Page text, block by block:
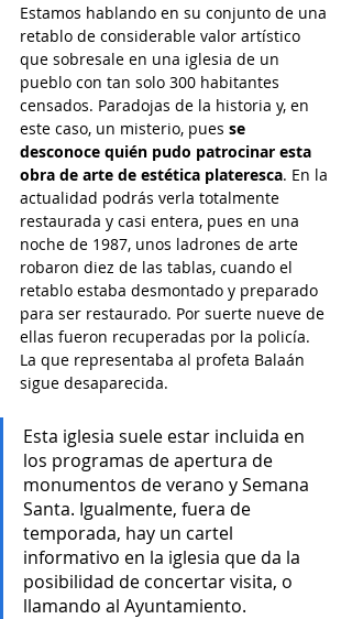
Estamos hablando en su conjunto de una
retablo de considerable valor artístico
que sobresale en una iglesia de un
pueblo con tan solo 300 habitantes
censados. Paradojas de la historia y, en
este caso, un misterio, pues se
desconoce quién pudo patrocinar esta
obra de arte de estética plateresca. En la
actualidad podrás verla totalmente
restaurada y casi entera, pues en una
noche de 1987, unos ladrones de arte
robaron diez de las tablas, cuando el
retablo estaba desmontado y preparado
para ser restaurado. Por suerte nueve de
ellas fueron recuperadas por la policía.
La que representaba al profeta Balaán
sigue desaparecida.
Esta iglesia suele estar incluida en
los programas de apertura de
monumentos de verano y Semana
Santa. Igualmente, fuera de
temporada, hay un cartel
informativo en la iglesia que da la
posibilidad de concertar visita, o
llamando al Ayuntamiento.